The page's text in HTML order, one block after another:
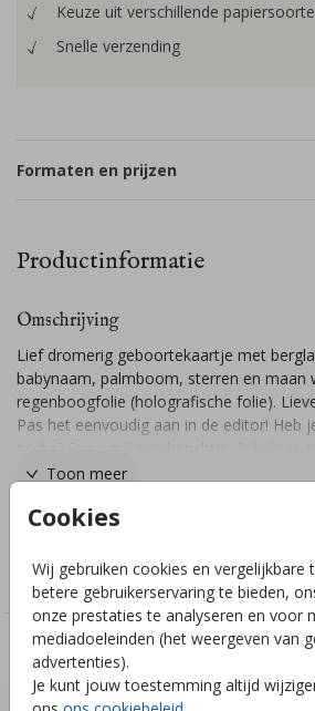
Cookies
Wij gebruiken cookies en vergelijkbare
betere gebruikerservaring te bieden,
onze prestaties te analyseren en voor
mediadoeleinden (het weergeven van
advertenties).
Je kunt jouw toestemming altijd
Keuze uit verschillende
Snelle verzending
Formaten en prijzen
Productinformatie
Omschrijving
Lief dromerig geboortekaartje met
babynaam, palmboom, sterren en maan
regenboogfolie (holografische folie).
Pas het eenvoudig aan in de editor! Heb
Toon meer
Meisjes
Deze ontwerpen vind je